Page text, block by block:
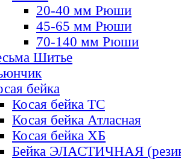
20-40 мм Рюши
45-65 мм Рюши
70-140 мм Рюши
Шитье
бейка
Косая бейка ТС
Косая бейка Атласная
Косая бейка ХБ
Бейка ЭЛАСТИЧНАЯ